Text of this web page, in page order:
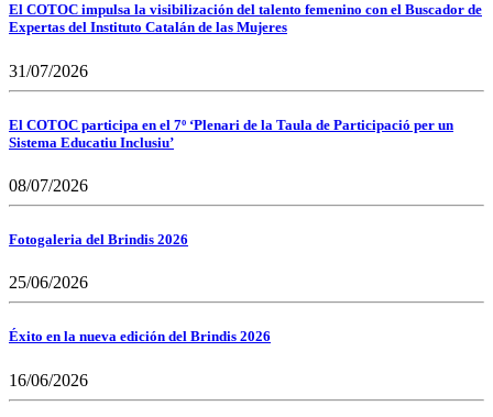
El COTOC impulsa la visibilización del talento femenino con el Buscador de
Expertas del Instituto Catalán de las Mujeres
31/07/2026
El COTOC participa en el 7º ‘Plenari de la Taula de Participació per un
Sistema Educatiu Inclusiu’
08/07/2026
Fotogaleria del Brindis 2026
25/06/2026
Éxito en la nueva edición del Brindis 2026
16/06/2026